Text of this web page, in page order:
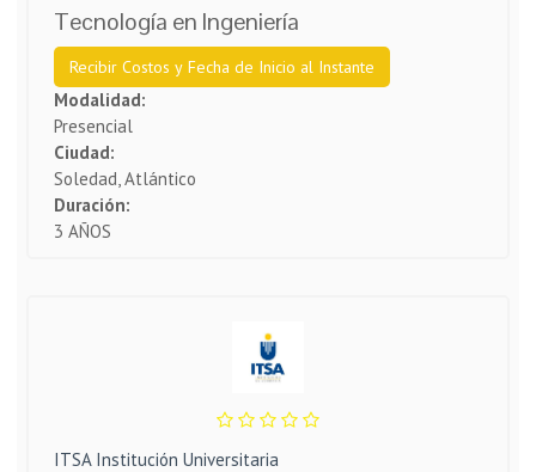
Tecnología en Ingeniería
Recibir Costos y Fecha de Inicio al Instante
Modalidad:
Presencial
Ciudad:
Soledad, Atlántico
Duración:
3 AÑOS
ITSA Institución Universitaria